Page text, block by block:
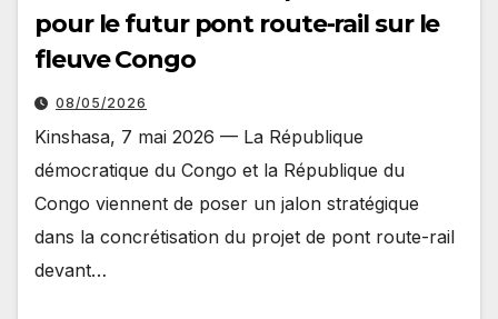
pour le futur pont route-rail sur le
fleuve Congo
08/05/2026
Kinshasa, 7 mai 2026 — La République
démocratique du Congo et la République du
Congo viennent de poser un jalon stratégique
dans la concrétisation du projet de pont route-rail
devant…